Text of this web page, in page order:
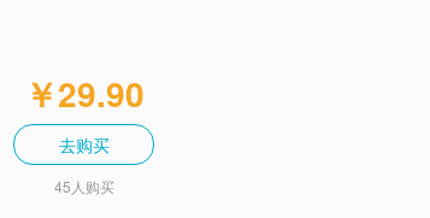
￥29.90
去购买
45人购买